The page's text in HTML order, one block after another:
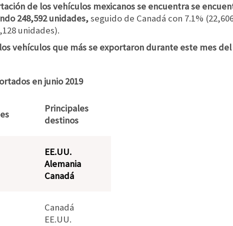
de los vehículos mexicanos se encuentra se
248,592 unidades,seguido de Canadá con 7.1%
unidades).
vehículos que más se exportaron durante este mes del
en junio 2019
Principales
destinos
EE.UU.
Alemania
Canadá
Canadá
EE.UU.